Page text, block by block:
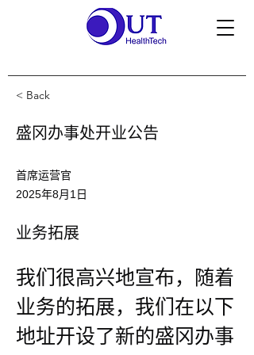
< Back
盛冈办事处开业公告
首席运营官
2025年8月1日
业务拓展
我们很高兴地宣布，随着
业务的拓展，我们在以下
地址开设了新的盛冈办事